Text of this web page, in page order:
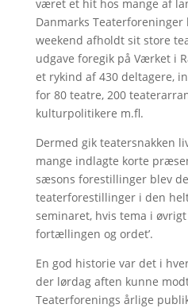
været et hit hos mange af
Danmarks
weekend afholdt sit store
udgave foregik på Værket i
et rykind af 430 deltagere,
for 80 teatre, 200
kulturpolitikere m.fl.
Dermed gik teatersnakken
mange indlagte korte
sæsons forestillinger blev
teaterforestillinger i den
seminaret, hvis tema i øvrigt
fortællingen og ordet’.
En god historie var det i
der lørdag aften kunne
Teaterforenings årlige